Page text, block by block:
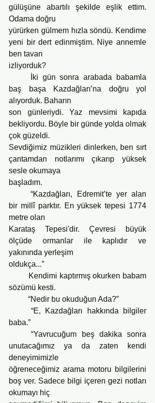
gülüşüne abartılı şekilde eşlik ettim.
Odama doğru
yürürken gülmem hızla söndü. Kendime
yeni bir dert edinmiştim. Niye annemle
ben tavan
izliyorduk?
baş başa Kazdağları’na doğru yol
alıyorduk. Baharın
son günleriydi. Yaz mevsimi kapıda
bekliyordu. Böyle bir günde yolda olmak
çok güzeldi.
Sevdiğimiz müzikleri dinlerken, ben sırt
çantamdan notlarımı çıkarıp yüksek
sesle okumaya
başladım.
	“Kazdağları, Edremit’te yer alan
bir millî parktır. En yüksek tepesi 1774
metre olan
Karataş Tepesi'dir. Çevresi büyük
ölçüde ormanlar ile kaplıdır ve
yakınında yerleşim
oldukça...”
sözümü kesti.
	“Nedir bu okuduğun Ada?”
baba.”
	“Yavrucuğum beş dakika sonra
unutacağımız ya da zaten kendi
deneyimimizle
öğreneceğimiz arama motoru bilgilerini
boş ver. Sadece bilgi içeren gezi notları
okumayı hiç